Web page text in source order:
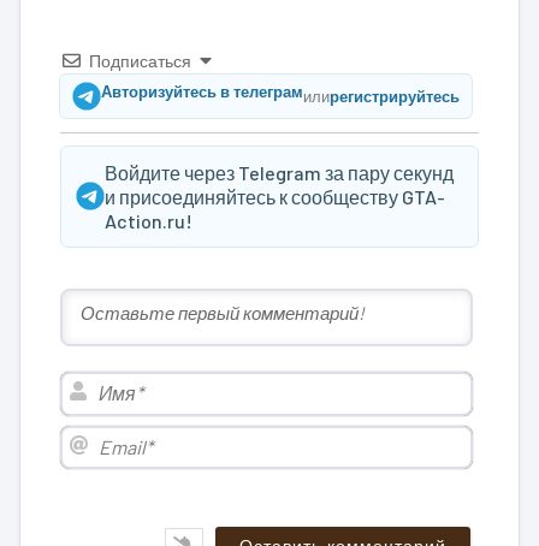
Подписаться
Авторизуйтесь в телеграмилирегистрируйтесь
Войдите через Telegram за пару секунд
и присоединяйтесь к сообществу GTA-
Action.ru!
Имя*
Email*